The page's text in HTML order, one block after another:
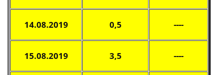
14.08.2019 0,5 ----
15.08.2019 3,5 ----